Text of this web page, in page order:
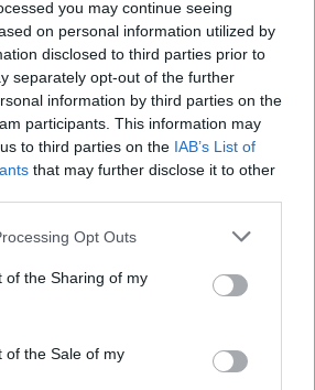
you may continue seeing
on personal information utilized by
disclosed to third parties prior to
separately opt-out of the further
information by third parties on the
participants. This information may
to third parties on the IAB’s List of
that may further disclose it to other
Opt Outs
of the Sharing of my
of the Sale of my
fatto un mercato attento e curato,
mix tra giovani forti e calciatori più
il Maradona. Noi? Abbiamo
ma bisogna comunque avere
di poter fare grandi cose. L'appetito